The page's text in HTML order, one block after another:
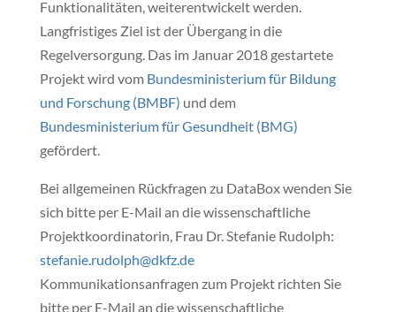
Funktionalitäten, weiterentwickelt werden.
Langfristiges Ziel ist der Übergang in die
Regelversorgung. Das im Januar 2018 gestartete
Projekt wird vom Bundesministerium für Bildung
und Forschung (BMBF) und dem
Bundesministerium für Gesundheit (BMG)
gefördert.
Bei allgemeinen Rückfragen zu DataBox wenden Sie
sich bitte per E-Mail an die wissenschaftliche
Projektkoordinatorin, Frau Dr. Stefanie Rudolph:
stefanie.rudolph@dkfz.de
Kommunikationsanfragen zum Projekt richten Sie
bitte per E-Mail an die wissenschaftliche